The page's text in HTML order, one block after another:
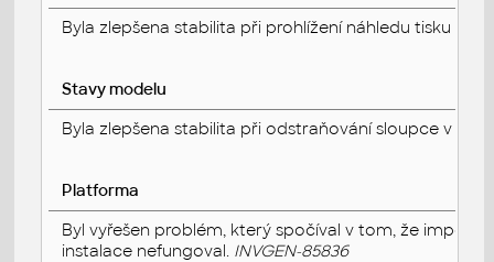
Byla zlepšena stabilita při prohlížení náhledu tisku
Stavy modelu
Byla zlepšena stabilita při odstraňování sloupce v
Platforma
Byl vyřešen problém, který spočíval v tom, že import
instalace nefungoval. INVGEN-85836